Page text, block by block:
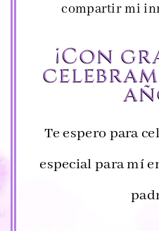
compartir mi
¡Con
Te espero para
especial para mí